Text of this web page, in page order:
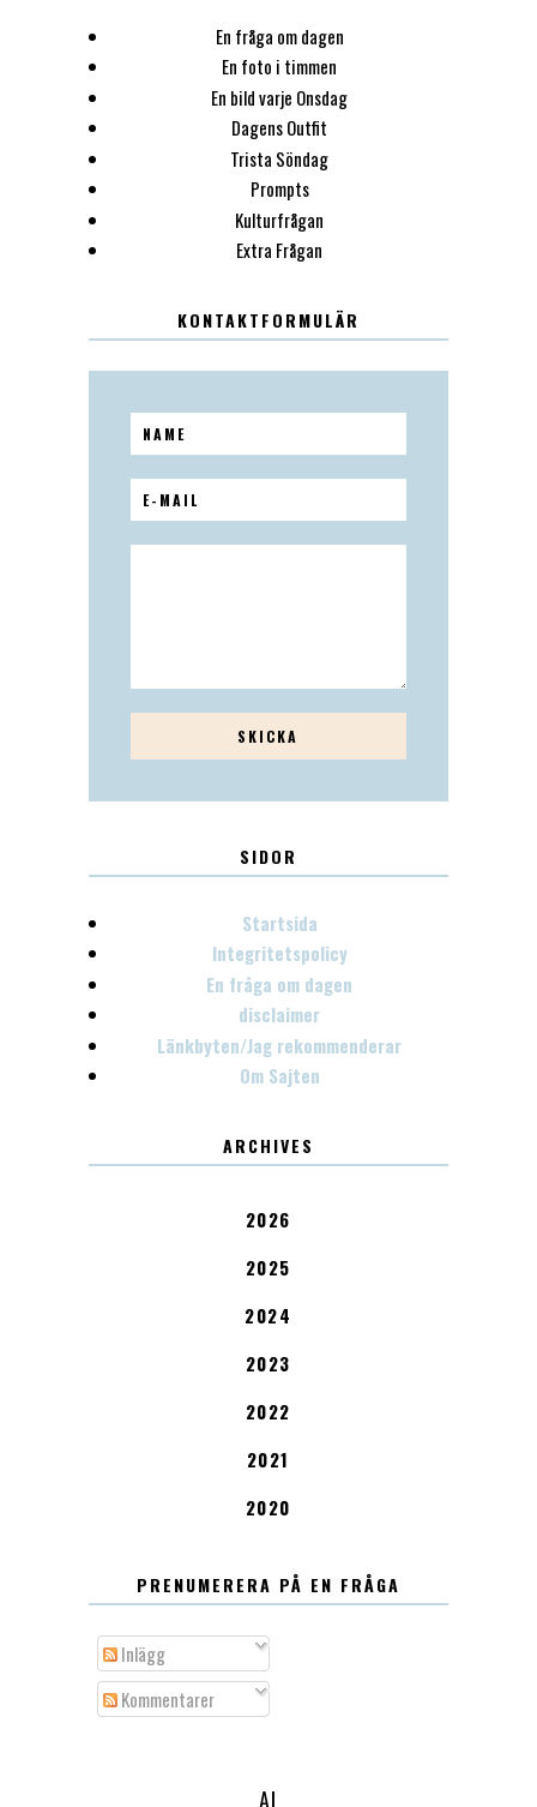
En fråga om dagen
En foto i timmen
En bild varje Onsdag
Dagens Outfit
Trista Söndag
Prompts
Kulturfrågan
Extra Frågan
KONTAKTFORMULÄR
SIDOR
Startsida
Integritetspolicy
En fråga om dagen
disclaimer
Länkbyten/Jag rekommenderar
Om Sajten
ARCHIVES
2026
2025
2024
2023
2022
2021
2020
PRENUMERERA PÅ EN FRÅGA
Inlägg
Kommentarer
AI